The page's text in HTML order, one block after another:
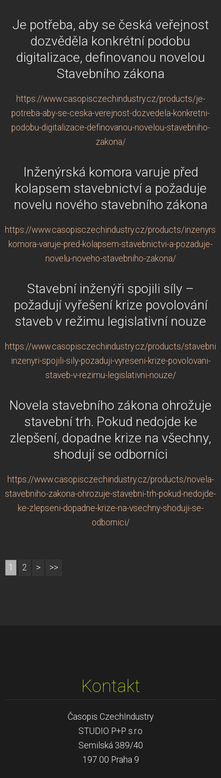
Je potřeba, aby se česká veřejnost
dozvěděla konkrétní podobu
digitalizace, definovanou novelou
Stavebního zákona
https://www.casopisczechindustry.cz/products/je-
potreba-aby-se-ceska-verejnost-dozvedela-konkretni-
podobu-digitalizace-definovanou-novelou-stavebniho-
zakona/
Inženýrská komora varuje před
kolapsem stavebnictví a požaduje
novelu nového stavebního zákona
https://www.casopisczechindustry.cz/products/
komora-varuje-pred-kolapsem-stavebnictvi-a-pozaduje-
novelu-noveho-stavebniho-zakona/
Stavební inženýři spojili síly –
požadují vyřešení krize povolování
staveb v režimu legislativní nouze
https://www.casopisczechindustry.cz/products/stavebni-
inzenyri-spojili-sily-pozaduji-vyreseni-krize-povolovani-
staveb-v-rezimu-legislativni-nouze/
Novela stavebního zákona ohrožuje
stavební trh. Pokud nedojde ke
zlepšení, dopadne krize na všechny,
shodují se odborníci
https://www.casopisczechindustry.cz/products/novela-
stavebniho-zakona-ohrozuje-stavebni-trh-pokud-nedojde-
ke-zlepseni-dopadne-krize-na-vsechny-shoduji-se-
odbornici/
1 2 > >>
Kontakt
Časopis CzechIndustry
STUDIO P+P s.r.o
Semilská 389/40
197 00 Praha 9